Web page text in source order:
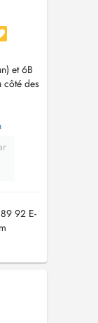
et 6B
côté des
92 E-